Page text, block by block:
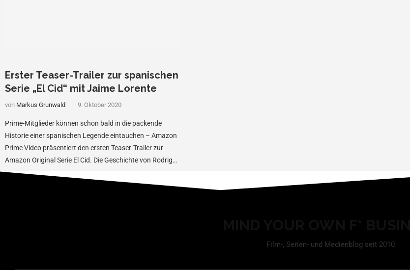
Erster Teaser-Trailer zur spanischen
Serie „El Cid“ mit Jaime Lorente
von Markus Grunwald 9. Oktober 2020
Prime-Mitglieder können schon bald in die packende
Historie einer spanischen Legende eintauchen – Amazon
Prime Video präsentiert den ersten Teaser-Trailer zur
Amazon Original Serie El Cid. Die Geschichte von Rodrigo
…
Film-, Serien- und Medienblog seit 2010